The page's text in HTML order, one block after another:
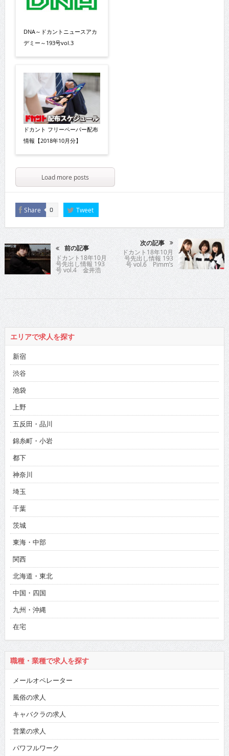
DNA～ドカントニュースアカ
デミー～193号vol.3
ドカント フリーペーパー配布
情報【2018年10月分】
Load more posts
Share 0 Tweet
前の記事
ドカント18年10月
号先出し情報 193
号 vol.4 金井浩
人
次の記事
ドカント18年10月
号先出し情報 193
号 vol.6 Pimm’s
エリアで求人を探す
新宿
渋谷
池袋
上野
五反田・品川
錦糸町・小岩
都下
神奈川
埼玉
千葉
茨城
東海・中部
関西
北海道・東北
中国・四国
九州・沖縄
在宅
職種・業種で求人を探す
メールオペレーター
風俗の求人
キャバクラの求人
営業の求人
パワフルワーク